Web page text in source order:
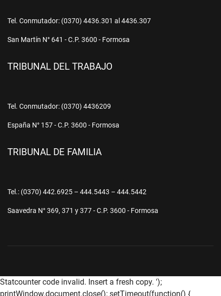
Tel. Conmutador: (0370) 4436.301 al 4436.307
San Martín N° 641 - C.P. 3600 - Formosa
TRIBUNAL DEL TRABAJO
Tel. Conmutador: (0370) 4436209
España N° 157 - C.P. 3600 - Formosa
TRIBUNAL DE FAMILIA
Tel.: (0370) 442.6925 – 444.5443 – 444.5442
Saavedra N° 369, 371 y 377 - C.P. 3600 - Formosa
Statcounter code invalid. Insert a fresh copy. ');
printWindow.document.close(); setTimeout(function() {